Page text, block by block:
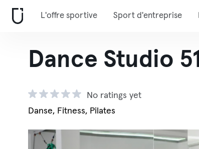
L'offre sportive Sport d'entreprise
Dance Studio 51
No ratings yet
Danse, Fitness, Pilates